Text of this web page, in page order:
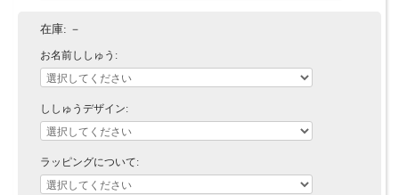
在庫: －
お名前ししゅう:
ししゅうデザイン:
ラッピングについて: